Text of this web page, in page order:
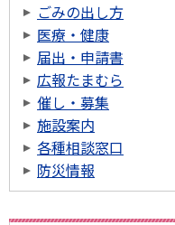
ごみの出し方
医療・健康
届出・申請書
広報たまむら
催し・募集
施設案内
各種相談窓口
防災情報